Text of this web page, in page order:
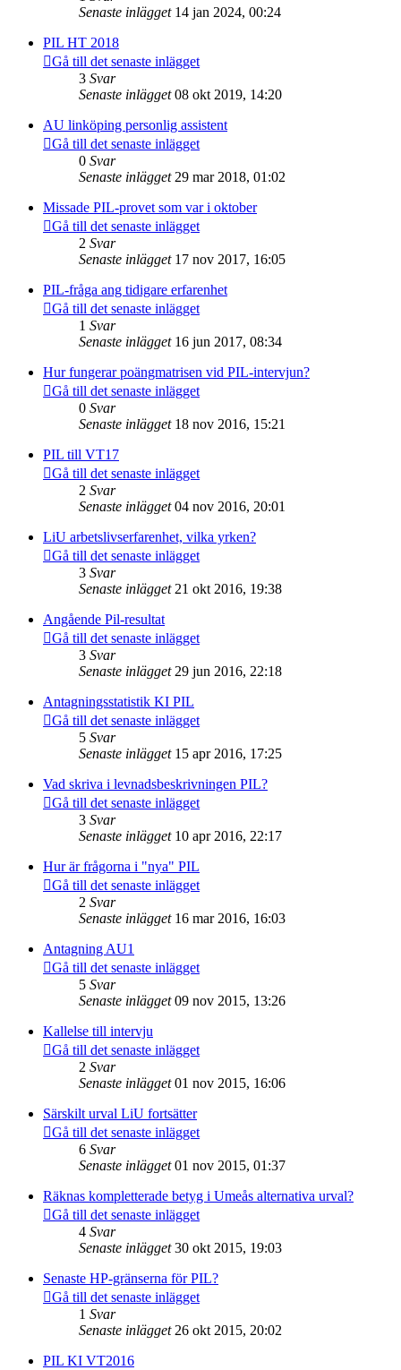
Senaste inlägget 14 jan 2024, 00:24
PIL HT 2018
Gå till det senaste inlägget
3 Svar
Senaste inlägget 08 okt 2019, 14:20
AU linköping personlig assistent
Gå till det senaste inlägget
0 Svar
Senaste inlägget 29 mar 2018, 01:02
Missade PIL-provet som var i oktober
Gå till det senaste inlägget
2 Svar
Senaste inlägget 17 nov 2017, 16:05
PIL-fråga ang tidigare erfarenhet
Gå till det senaste inlägget
1 Svar
Senaste inlägget 16 jun 2017, 08:34
Hur fungerar poängmatrisen vid PIL-intervjun?
Gå till det senaste inlägget
0 Svar
Senaste inlägget 18 nov 2016, 15:21
PIL till VT17
Gå till det senaste inlägget
2 Svar
Senaste inlägget 04 nov 2016, 20:01
LiU arbetslivserfarenhet, vilka yrken?
Gå till det senaste inlägget
3 Svar
Senaste inlägget 21 okt 2016, 19:38
Angående Pil-resultat
Gå till det senaste inlägget
3 Svar
Senaste inlägget 29 jun 2016, 22:18
Antagningsstatistik KI PIL
Gå till det senaste inlägget
5 Svar
Senaste inlägget 15 apr 2016, 17:25
Vad skriva i levnadsbeskrivningen PIL?
Gå till det senaste inlägget
3 Svar
Senaste inlägget 10 apr 2016, 22:17
Hur är frågorna i "nya" PIL
Gå till det senaste inlägget
2 Svar
Senaste inlägget 16 mar 2016, 16:03
Antagning AU1
Gå till det senaste inlägget
5 Svar
Senaste inlägget 09 nov 2015, 13:26
Kallelse till intervju
Gå till det senaste inlägget
2 Svar
Senaste inlägget 01 nov 2015, 16:06
Särskilt urval LiU fortsätter
Gå till det senaste inlägget
6 Svar
Senaste inlägget 01 nov 2015, 01:37
Räknas kompletterade betyg i Umeås alternativa urval?
Gå till det senaste inlägget
4 Svar
Senaste inlägget 30 okt 2015, 19:03
Senaste HP-gränserna för PIL?
Gå till det senaste inlägget
1 Svar
Senaste inlägget 26 okt 2015, 20:02
PIL KI VT2016